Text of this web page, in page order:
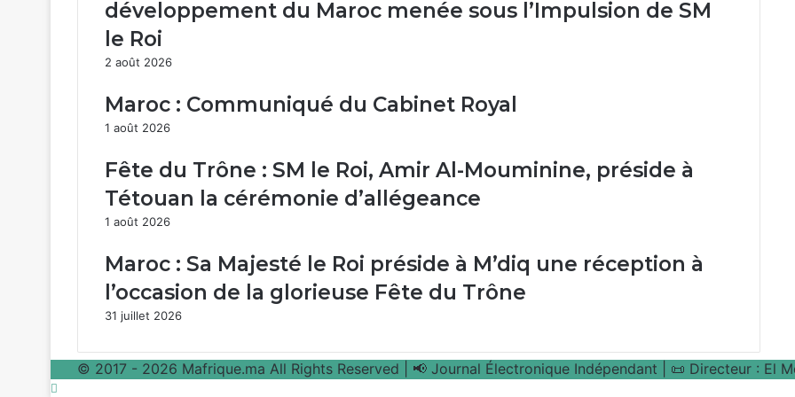
de
réalisation
à
d’une
usine
de
des
trains
d’atterrissage
du
Safran
développement du Maroc menée sous l’Impulsion de SM
le Roi
2 août 2026
Maroc : Communiqué du Cabinet Royal
1 août 2026
Fête du Trône : SM le Roi, Amir Al-Mouminine, préside à
Tétouan la cérémonie d’allégeance
1 août 2026
Maroc : Sa Majesté le Roi préside à M’diq une réception à
l’occasion de la glorieuse Fête du Trône
31 juillet 2026
© 2017 - 2026 Mafrique.ma All Rights Reserved | 📢 Journal Électronique Indépendant | 📜 Directeur : El